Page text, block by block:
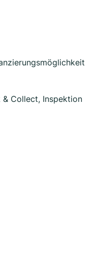
& Collect, Inspektion